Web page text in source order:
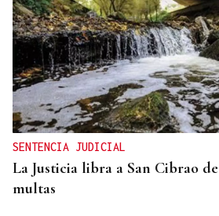
SENTENCIA JUDICIAL
La Justicia libra a San Cibrao
multas